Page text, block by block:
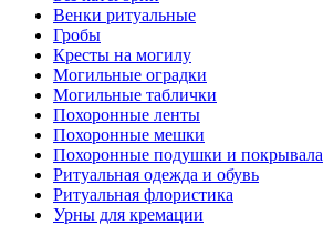
Венки ритуальные
Гробы
Кресты на могилу
Могильные оградки
Могильные таблички
Похоронные ленты
Похоронные мешки
Похоронные подушки и покрывала
Ритуальная одежда и обувь
Ритуальная флористика
Урны для кремации